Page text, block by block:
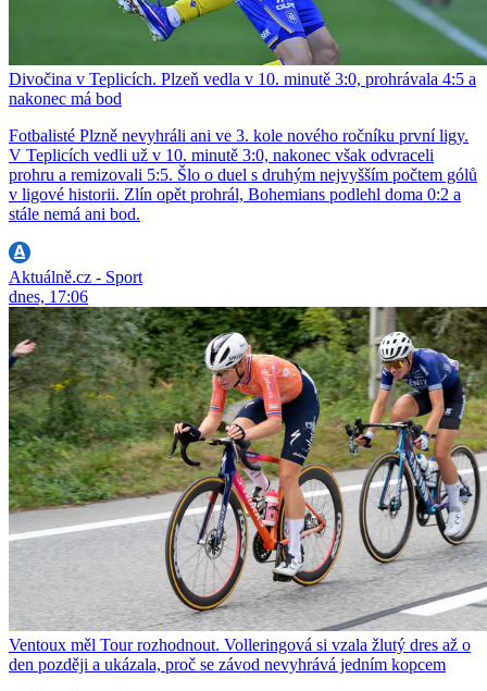
Divočina v Teplicích. Plzeň vedla v 10. minutě 3:0, prohrávala 4:5 a
nakonec má bod
Fotbalisté Plzně nevyhráli ani ve 3. kole nového ročníku první ligy.
V Teplicích vedli už v 10. minutě 3:0, nakonec však odvraceli
prohru a remizovali 5:5. Šlo o duel s druhým nejvyšším počtem gólů
v ligové historii. Zlín opět prohrál, Bohemians podlehl doma 0:2 a
stále nemá ani bod.
Aktuálně.cz - Sport
dnes, 17:06
Ventoux měl Tour rozhodnout. Volleringová si vzala žlutý dres až o
den později a ukázala, proč se závod nevyhrává jedním kopcem